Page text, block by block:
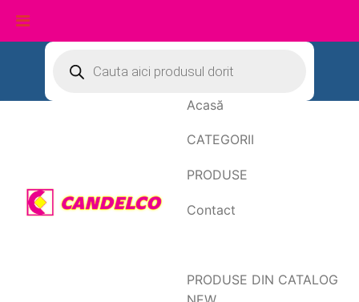
conținut
search
Acasă
CATEGORII
PRODUSE
Contact
PRODUSE DIN CATALOG